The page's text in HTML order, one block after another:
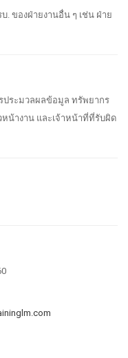
. ของฝ่ายงานอื่น ๆ เช่น ฝ่าย
ประมวลผลข้อมูล ทรัพยากร
น้างาน และเจ้าหน้าที่ที่รับผิด